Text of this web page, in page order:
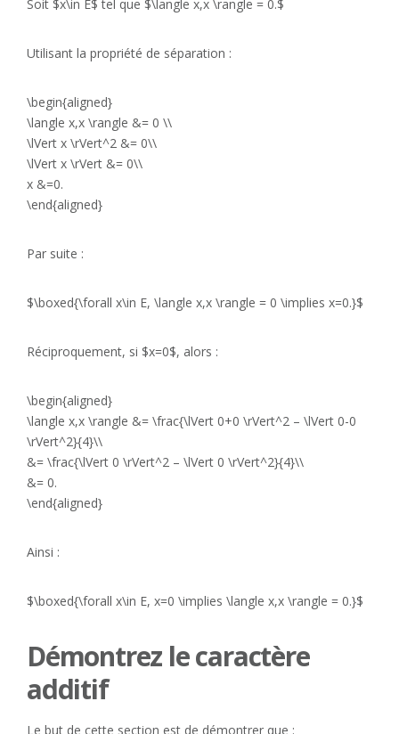
Soit $x\in E$ tel que $\langle x,x \rangle = 0.$
Utilisant la propriété de séparation :
\begin{aligned}
\langle x,x \rangle &= 0 \\
\lVert x \rVert^2 &= 0\\
\lVert x \rVert &= 0\\
x &=0.
\end{aligned}
Par suite :
$\boxed{\forall x\in E, \langle x,x \rangle = 0 \implies x=0.}$
Réciproquement, si $x=0$, alors :
\begin{aligned}
\langle x,x \rangle &= \frac{\lVert 0+0 \rVert^2 – \lVert 0-0
\rVert^2}{4}\\
&= \frac{\lVert 0 \rVert^2 – \lVert 0 \rVert^2}{4}\\
&= 0.
\end{aligned}
Ainsi :
$\boxed{\forall x\in E, x=0 \implies \langle x,x \rangle = 0.}$
Démontrez le caractère
additif
Le but de cette section est de démontrer que :